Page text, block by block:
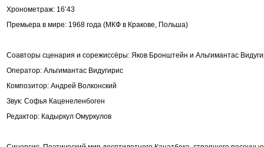
Хронометраж: 16’43
Премьера в мире: 1968 года (МКФ в Кракове, Польша)
Соавторы сценария и сорежиссёры: Яков Бронштейн и Альгимантас
Оператор: Альгимантас Видугирис
Композитор: Андрей Волконский
Звук: Софья Каценеленбоген
Редактор: Кадыркул Омуркулов